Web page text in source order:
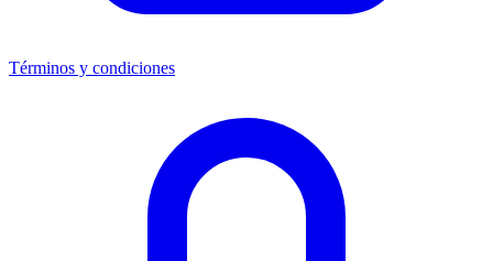
Términos y condiciones